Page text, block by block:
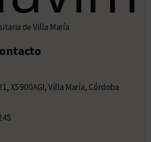
de Villa María
X5900AGI, Villa María, Córdoba